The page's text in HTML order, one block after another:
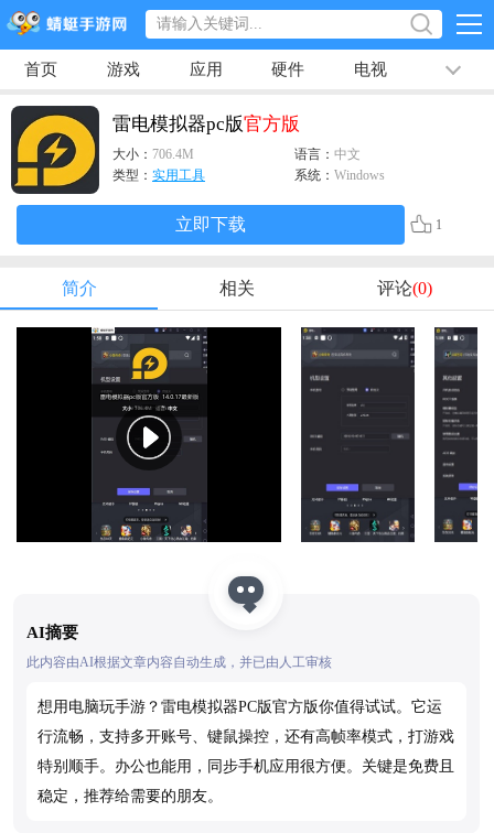
首页 游戏 应用 硬件 电视 排行榜
专题
雷电模拟器pc版官方版
大小： 706.4M 语言： 中文
类型： 实用工具 系统： Windows
立即下载 1
简介 相关 评论(0)
AI摘要
此内容由AI根据文章内容自动生成，并已由人工审核
想用电脑玩手游？雷电模拟器PC版官方版你值得试试。它运
行流畅，支持多开账号、键鼠操控，还有高帧率模式，打游戏
特别顺手。办公也能用，同步手机应用很方便。关键是免费且
稳定，推荐给需要的朋友。